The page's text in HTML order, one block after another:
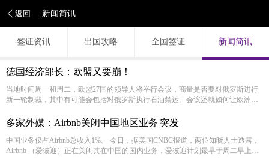
返回 新闻简讯
签证资讯 出国攻略 全国签证 新闻简讯
德国经济部长：欧盟又要崩！
当地时间周一和周二，欧盟27国的领导人将举行会议，商量是否要对俄罗斯进行
新一轮制裁，其中有可能会包括对俄罗斯执行石油禁运。会议还就如何让欧洲尽
却表达了一个担心。
多家外媒：Airbnb关闭中国地区业务|突发
中国业务仅占Airbnb总收入1%。 今日，据美国CNBC报道，两位知晓人士透露，
Airbnb （爱彼迎）正在关闭其在中国的国内业务，爱彼迎计划最早于周二早上